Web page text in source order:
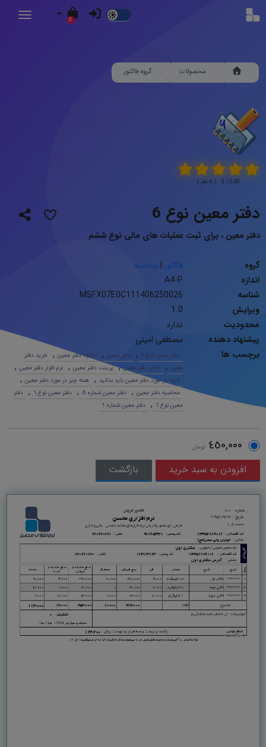
Dark
0
محصولات گروه فاکتور
5.00 \ 5 ( 6 نظر )
دفتر معین نوع 6
دفتر معین ، برای ثبت عملیات های مالی نوع ششم
گروه فاکتور | محاسبه
اندازه
A4-P
شناسه
MSFX07E0C111406250026
ویرایش
1.0
محدودیت
ندارد
پیشنهاد دهنده
مصطفی امینی
برچسب ها
دفتر معین نوع 6 , دفتر معین , دانلود دفتر معین ,
خرید دفتر
معین , چاپ دفتر معین , پرینت دفتر معین , نرم افزار دفتر معین ,
آنچه در مورد دفتر معین باید بدانید , همه چیز در مورد دفتر معین ,
محاسبه دفتر معین , دفتر معین شماره 6 , دفتر معین نوع ٦ ,
دفتر
معین نوع ٦
, دفتر معین شماره ٦
٤٥٠,٠٠٠ تومان
بازگشت